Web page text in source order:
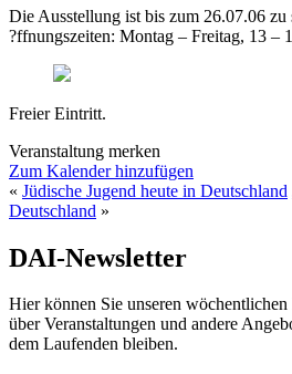
Die Ausstellung ist bis zum 26.07.06 zu
?ffnungszeiten: Montag – Freitag, 13 –
Freier Eintritt.
Veranstaltung merken
Zum Kalender hinzufügen
« Jüdische Jugend heute in Deutschland
Deutschland »
DAI-Newsletter
Hier können Sie unseren
über Veranstaltungen und andere
dem Laufenden bleiben.